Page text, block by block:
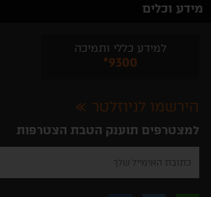
מידע וכלים
למידע כללי ותמיכה
*9300
הירשמו לניוזלטר
למצטרפים תוענק הטבת הצטרפות
להזין